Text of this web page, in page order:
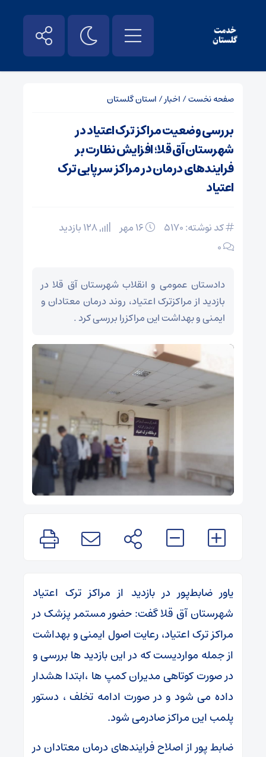
صفحه نخست/ اخبار/ استان گلستان
بررسی وضعیت مراکز ترک اعتیاد در
شهرستان آق قلا؛ افزایش نظارت بر
فرایندهای درمان در مراکز سرپایی ترک
اعتیاد
کد نوشته: 5170
۰
دادستان عمومی و انقلاب شهرستان آق قلا در
بازدید از مراکزترک اعتیاد، روند درمان معتادان و
ایمنی و بهداشت این مراکزرا بررسی کرد .
یاور ضابط‌پور در بازدید از مراکز ترک اعتیاد
شهرستان آق قلا گفت: حضور مستمر پزشک در
مراکز ترک اعتیاد، رعایت اصول ایمنی و بهداشت
از جمله مواردیست که در این بازدید ها بررسی و
در صورت کوتاهی مدیران کمپ ها ،ابتدا هشدار
داده می شود و در صورت ادامه تخلف ، دستور
پلمب این مراکز صادرمی شود.
ضابط پور از اصلاح فرایندهای درمان معتادان در